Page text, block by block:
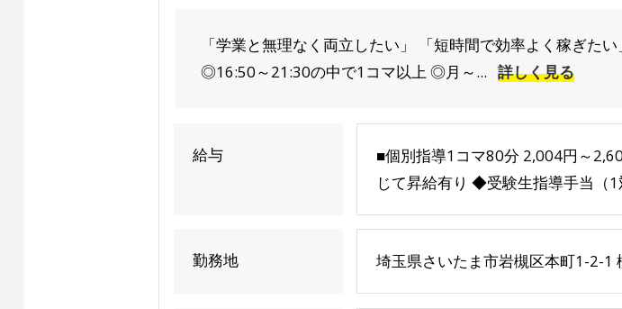
「学業と無理なく両立したい」 「短時間で効率よく稼ぎた
◎16:50～21:30の中で1コマ以上 ◎月～... 詳しく見る
給与
■個別指導1コマ80分 2,004円～
じて昇給有り ◆受験生指導手当（
勤務地 埼玉県さいたま市岩槻区本町1-2-